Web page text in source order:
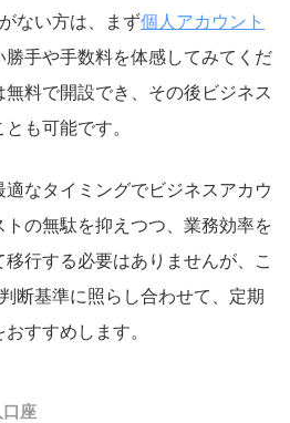
ない方は、まず個人アカウント
勝手や手数料を体感してみてくだ
料で開設でき、その後ビジネス
も可能です。
なタイミングでビジネスアカウ
の無駄を抑えつつ、業務効率を
行する必要はありませんが、こ
断基準に照らし合わせて、定期
すすめします。
口座